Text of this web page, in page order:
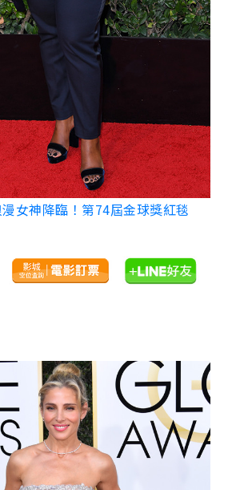
女神降臨！第74屆金球獎紅毯